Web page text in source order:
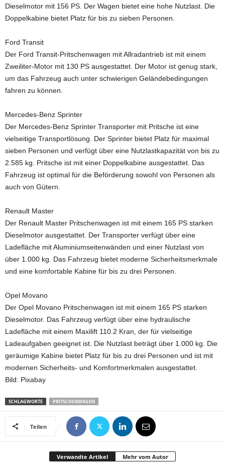
Dieselmotor mit 156 PS. Der Wagen bietet eine hohe Nutzlast. Die
Doppelkabine bietet Platz für bis zu sieben Personen.
Ford Transit
Der Ford Transit-Pritschenwagen mit Allradantrieb ist mit einem
Zweiliter-Motor mit 130 PS ausgestattet. Der Motor ist genug stark,
um das Fahrzeug auch unter schwierigen Geländebedingungen
fahren zu können.
Mercedes-Benz Sprinter
Der Mercedes-Benz Sprinter Transporter mit Pritsche ist eine
vielseitige Transportlösung. Der Sprinter bietet Platz für maximal
sieben Personen und verfügt über eine Nutzlastkapazität von bis zu
2.585 kg. Pritsche ist mit einer Doppelkabine ausgestattet. Das
Fahrzeug ist optimal für die Beförderung sowohl von Personen als
auch von Gütern.
Renault Master
Der Renault Master Pritschenwagen ist mit einem 165 PS starken
Dieselmotor ausgestattet. Der Transporter verfügt über eine
Ladefläche mit Aluminiumseitenwänden und einer Nutzlast von
über 1.000 kg. Das Fahrzeug bietet moderne Sicherheitsmerkmale
und eine komfortable Kabine für bis zu drei Personen.
Opel Movano
Der Opel Movano Pritschenwagen ist mit einem 165 PS starken
Dieselmotor. Das Fahrzeug verfügt über eine hydraulische
Ladefläche mit einem Maxilift 110.2 Kran, der für vielseitige
Ladeaufgaben geeignet ist. Die Nutzlast beträgt über 1.000 kg. Die
geräumige Kabine bietet Platz für bis zu drei Personen und ist mit
modernen Sicherheits- und Komfortmerkmalen ausgestattet.
Bild: Pixabay
SCHLAGWORTE PRITSCHENWAGEN
Teilen
Verwandte Artikel Mehr vom Autor